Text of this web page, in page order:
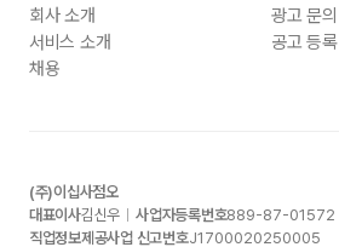
회사 소개
서비스 소개
채용
광고 문의
공고 등록
(주)이십사점오
대표이사김신우 사업자등록번호889-87-01572
직업정보제공사업 신고번호J1700020250005